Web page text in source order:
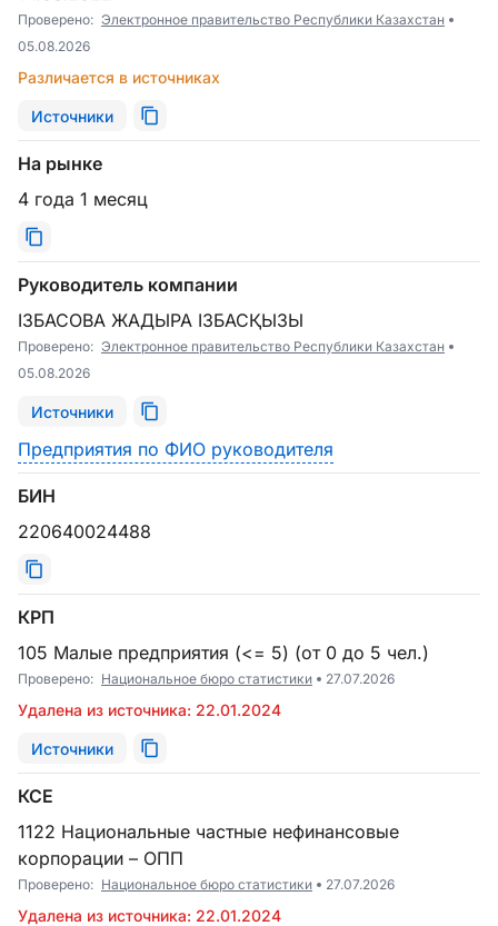
Проверено: Электронное правительство Республики Казахстан
05.08.2026
Различается в источниках
Источники
На рынке
4 года 1 месяц
Руководитель компании
ІЗБАСОВА ЖАДЫРА ІЗБАСҚЫЗЫ
Проверено: Электронное правительство Республики Казахстан
05.08.2026
Источники
Предприятия по ФИО руководителя
БИН
220640024488
КРП
105 Малые предприятия (<= 5) (от 0 до 5 чел.)
Проверено: Национальное бюро статистики 27.07.2026
Удалена из источника: 22.01.2024
Источники
КСЕ
1122 Национальные частные нефинансовые
корпорации – ОПП
Проверено: Национальное бюро статистики 27.07.2026
Удалена из источника: 22.01.2024